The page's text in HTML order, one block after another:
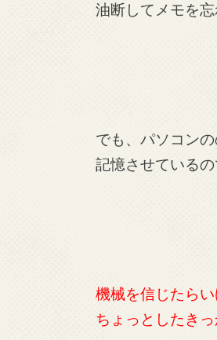
油断してメモを
でも、パソコン
記憶させている
機械を信じたらい
ちょっとしたき